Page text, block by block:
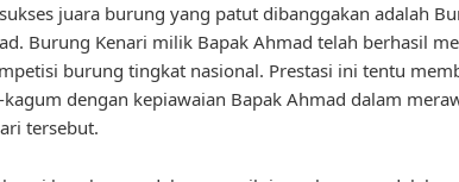
juara burung yang patut dibanggakan adalah
Burung Kenari milik Bapak Ahmad telah berhasil
burung tingkat nasional. Prestasi ini tentu
dengan kepiawaian Bapak Ahmad dalam
tersebut.